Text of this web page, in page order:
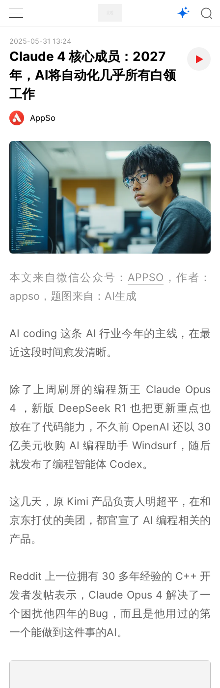
1X
2025-05-31 13:24
Claude 4 核心成员：2027
年，AI将自动化几乎所有白领
工作
AppSo
本文来自微信公众号： APPSO ，作者：
appso，题图来自：AI生成
AI coding 这条 AI 行业今年的主线，在最
近这段时间愈发清晰。
除了上周刷屏的编程新王 Claude Opus
4 ，新版 DeepSeek R1 也把更新重点也
放在了代码能力，不久前 OpenAI 还以 30
亿美元收购 AI 编程助手 Windsurf，随后
就发布了编程智能体 Codex。
这几天，原 Kimi 产品负责人明超平，在和
京东打仗的美团，都官宣了 AI 编程相关的
产品。
Reddit 上一位拥有 30 多年经验的 C++ 开
发者发帖表示，Claude Opus 4 解决了一
个困扰他四年的Bug，而且是他用过的第
一个能做到这件事的AI。